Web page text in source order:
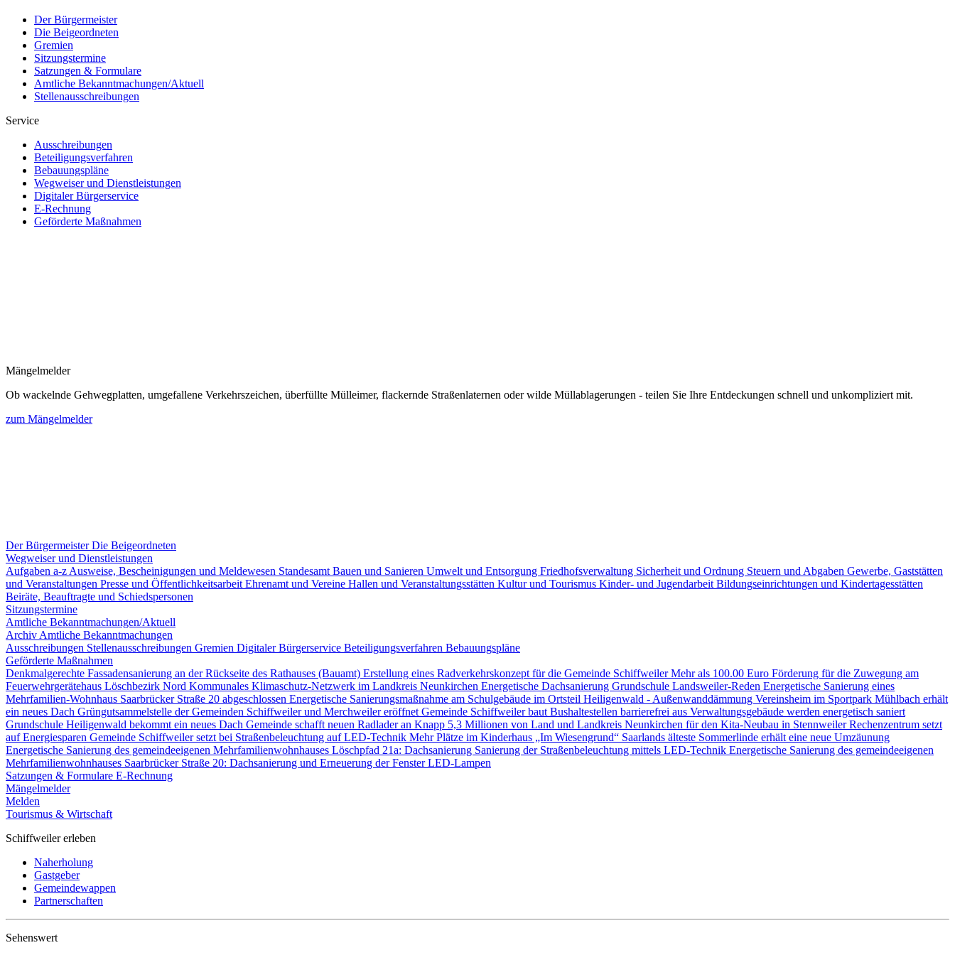
Der Bürgermeister
Die Beigeordneten
Gremien
Sitzungstermine
Satzungen & Formulare
Amtliche Bekanntmachungen/Aktuell
Stellenausschreibungen
Service
Ausschreibungen
Beteiligungsverfahren
Bebauungspläne
Wegweiser und Dienstleistungen
Digitaler Bürgerservice
E-Rechnung
Geförderte Maßnahmen
Mängelmelder
Ob wackelnde Gehwegplatten, umgefallene Verkehrszeichen, überfüllte Mülleimer, flackernde Straßenlaternen oder wilde Müllablagerungen - teilen Sie Ihre Entdeckungen schnell und unkompliziert mit.
zum Mängelmelder
Der BürgermeisterDie Beigeordneten
Wegweiser und Dienstleistungen
Aufgaben a-z Ausweise, Bescheinigungen und Meldewesen Standesamt Bauen und Sanieren Umwelt und Entsorgung Friedhofsverwaltung Sicherheit und Ordnung Steuern und Abgaben Gewerbe, Gaststätten
und Veranstaltungen Presse und Öffentlichkeitsarbeit Ehrenamt und Vereine Hallen und Veranstaltungsstätten Kultur und Tourismus Kinder- und Jugendarbeit Bildungseinrichtungen und Kindertagesstätten
Beiräte, Beauftragte und Schiedspersonen
Sitzungstermine
Amtliche Bekanntmachungen/Aktuell
Archiv Amtliche Bekanntmachungen
Ausschreibungen Stellenausschreibungen Gremien Digitaler Bürgerservice Beteiligungsverfahren Bebauungspläne
Geförderte Maßnahmen
Denkmalgerechte Fassadensanierung an der Rückseite des Rathauses (Bauamt) Erstellung eines Radverkehrskonzept für die Gemeinde SchiffweilerMehr als 100.00 Euro Förderung für die Zuwegung am
Feuerwehrgerätehaus Löschbezirk Nord Kommunales Klimaschutz-Netzwerk im Landkreis Neunkirchen Energetische Dachsanierung Grundschule Landsweiler-Reden Energetische Sanierung eines
Mehrfamilien-Wohnhaus Saarbrücker Straße 20 abgeschlossen Energetische Sanierungsmaßnahme am Schulgebäude im Ortsteil Heiligenwald - Außenwanddämmung Vereinsheim im Sportpark Mühlbach erhält
ein neues Dach Grüngutsammelstelle der Gemeinden Schiffweiler und Merchweiler eröffnet Gemeinde Schiffweiler baut Bushaltestellen barrierefrei aus Verwaltungsgebäude werden energetisch saniert
Grundschule Heiligenwald bekommt ein neues Dach Gemeinde schafft neuen Radlader an Knapp 5,3 Millionen von Land und Landkreis Neunkirchen für den Kita-Neubau in StennweilerRechenzentrum setzt
auf Energiesparen Gemeinde Schiffweiler setzt bei Straßenbeleuchtung auf LED-Technik Mehr Plätze im Kinderhaus „Im Wiesengrund“ Saarlands älteste Sommerlinde erhält eine neue Umzäunung
Energetische Sanierung des gemeindeeigenen Mehrfamilienwohnhauses Löschpfad 21a: Dachsanierung Sanierung der Straßenbeleuchtung mittels LED-Technik Energetische Sanierung des gemeindeeigenen
Mehrfamilienwohnhauses Saarbrücker Straße 20: Dachsanierung und Erneuerung der FensterLED-Lampen
Satzungen & Formulare E-Rechnung
Mängelmelder
Melden
Tourismus & Wirtschaft
Schiffweiler erleben
Naherholung
Gastgeber
Gemeindewappen
Partnerschaften
Sehenswert